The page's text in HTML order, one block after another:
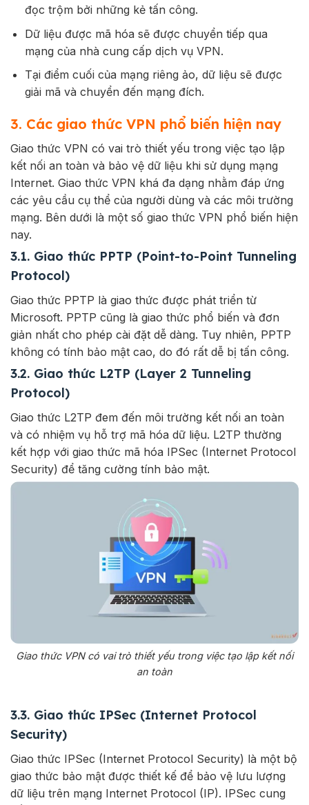
đọc trộm bởi những kẻ tấn công.
Dữ liệu được mã hóa sẽ được chuyển tiếp qua
mạng của nhà cung cấp dịch vụ VPN.
Tại điểm cuối của mạng riêng ảo, dữ liệu sẽ được
giải mã và chuyển đến mạng đích.
3. Các giao thức VPN phổ biến hiện nay
Giao thức VPN có vai trò thiết yếu trong việc tạo lập
kết nối an toàn và bảo vệ dữ liệu khi sử dụng mạng
Internet. Giao thức VPN khá đa dạng nhằm đáp ứng
các yêu cầu cụ thể của người dùng và các môi trường
mạng. Bên dưới là một số giao thức VPN phổ biến hiện
nay.
3.1. Giao thức PPTP (Point-to-Point Tunneling
Protocol)
Giao thức PPTP là giao thức được phát triển từ
Microsoft. PPTP cũng là giao thức phổ biến và đơn
giản nhất cho phép cài đặt dễ dàng. Tuy nhiên, PPTP
không có tính bảo mật cao, do đó rất dễ bị tấn công.
3.2. Giao thức L2TP (Layer 2 Tunneling
Protocol)
Giao thức L2TP đem đến môi trường kết nối an toàn
và có nhiệm vụ hỗ trợ mã hóa dữ liệu. L2TP thường
kết hợp với giao thức mã hóa IPSec (Internet Protocol
Security) để tăng cường tính bảo mật.
Giao thức VPN có vai trò thiết yếu trong việc tạo lập kết nối
an toàn
3.3. Giao thức IPSec (Internet Protocol
Security)
Giao thức IPSec (Internet Protocol Security) là một bộ
giao thức bảo mật được thiết kế để bảo vệ lưu lượng
dữ liệu trên mạng Internet Protocol (IP). IPSec cung